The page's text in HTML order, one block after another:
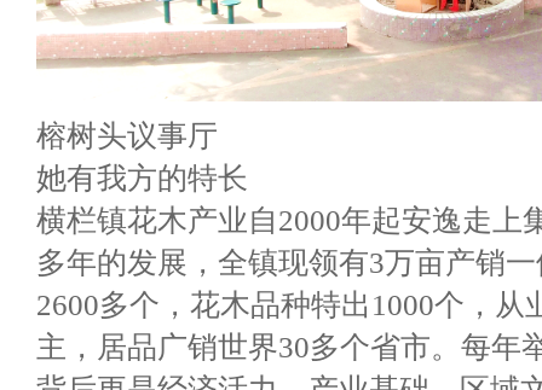
榕树头议事厅
她有我方的特长
横栏镇花木产业自2000年起安逸走上
多年的发展，全镇现领有3万亩产销
2600多个，花木品种特出1000个，从
主，居品广销世界30多个省市。每年